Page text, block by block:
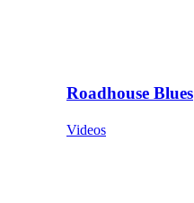
Roadhouse Blues
Videos